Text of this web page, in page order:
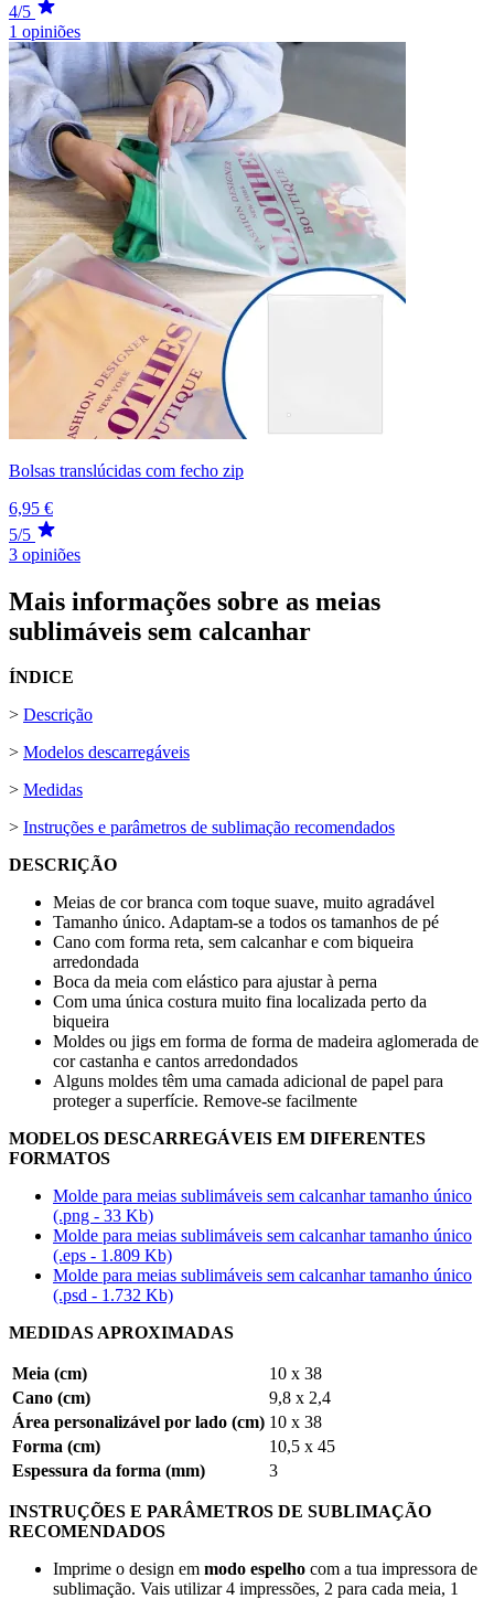
4/5
1 opiniões
Bolsas translúcidas com fecho zip
6,95 €
5/5
3 opiniões
Mais informações sobre as meias
sublimáveis sem calcanhar
ÍNDICE
> Descrição
> Modelos descarregáveis
> Medidas
> Instruções e parâmetros de sublimação recomendados
DESCRIÇÃO
Meias de cor branca com toque suave, muito agradável
Tamanho único. Adaptam-se a todos os tamanhos de pé
Cano com forma reta, sem calcanhar e com biqueira
arredondada
Boca da meia com elástico para ajustar à perna
Com uma única costura muito fina localizada perto da
biqueira
Moldes ou jigs em forma de forma de madeira aglomerada de
cor castanha e cantos arredondados
Alguns moldes têm uma camada adicional de papel para
proteger a superfície. Remove-se facilmente
MODELOS DESCARREGÁVEIS EM DIFERENTES
FORMATOS
Molde para meias sublimáveis sem calcanhar tamanho único
(.png - 33 Kb)
Molde para meias sublimáveis sem calcanhar tamanho único
(.eps - 1.809 Kb)
Molde para meias sublimáveis sem calcanhar tamanho único
(.psd - 1.732 Kb)
MEDIDAS APROXIMADAS
Meia (cm)
10 x 38
Cano (cm)
9,8 x 2,4
Área personalizável por lado (cm) 10 x 38
Forma (cm)
10,5 x 45
Espessura da forma (mm)
3
INSTRUÇÕES E PARÂMETROS DE SUBLIMAÇÃO
RECOMENDADOS
Imprime o design em modo espelho com a tua impressora de
sublimação. Vais utilizar 4 impressões, 2 para cada meia, 1